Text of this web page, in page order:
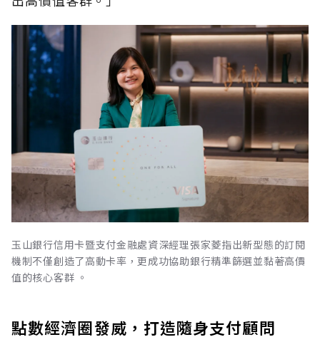
玉山銀行信用卡暨支付金融處資深經理張家菱指出新型態的訂閱
機制不僅創造了高動卡率，更成功協助銀行精準篩選並黏著高價
值的核心客群 。
點數經濟圈發威，打造隨身支付顧問